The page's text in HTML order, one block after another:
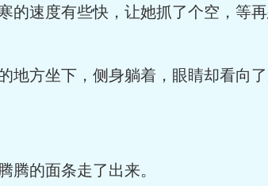
速度有些快，让她抓了个空，等
地方坐下，侧身躺着，眼睛却看向
的面条走了出来。